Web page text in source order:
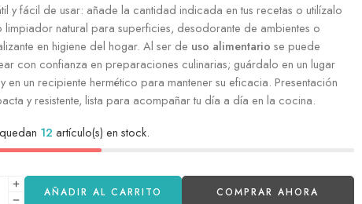
y fácil de usar: añade la cantidad indicada en tus recetas o utilízalo
limpiador natural para superficies, desodorante de ambientes o
en higiene del hogar. Al ser de uso alimentario se puede
con confianza en preparaciones culinarias; guárdalo en un lugar
en un recipiente hermético para mantener su eficacia. Presentación
y resistente, lista para acompañar tu día a día en la cocina.
12 artículo(s) en stock.
AÑADIR AL CARRITO COMPRAR AHORA